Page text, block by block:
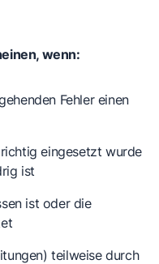
wenn:
Fehler einen
eingesetzt wurde
ist
ist oder die
teilweise durch